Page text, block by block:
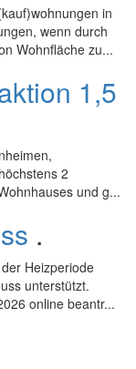
in
wenn durch
Wohnfläche zu...
1,5
2
und g...
.
Heizperiode
unterstützt.
online beantr...